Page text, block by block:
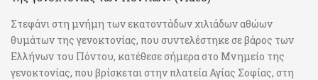
Στεφάνι στη μνήμη των εκατοντάδων χιλιάδων αθώων
θυμάτων της γενοκτονίας, που συντελέστηκε σε βάρος των
Ελλήνων του Πόντου, κατέθεσε σήμερα στο Μνημείο της
γενοκτονίας, που βρίσκεται στην πλατεία Αγίας Σοφίας, στη